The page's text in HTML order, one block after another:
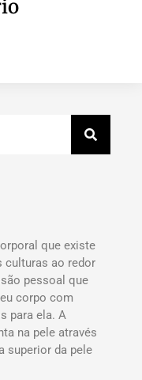
que existe
culturas ao redor
pessoal que
corpo com
para ela. A
na pele através
superior da pele